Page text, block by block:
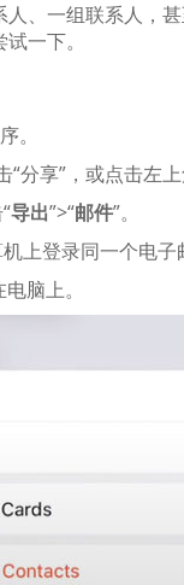
、一组联系人，
一下。
。
分享”，或点击左
导出”>“邮件”。
上登录同一个电子
脑上。